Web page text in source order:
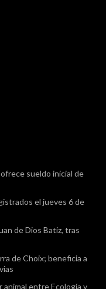
sueldo inicial de
el jueves 6 de
de Dios Batiz, tras
de Choix; beneficia a
entre Ecología y